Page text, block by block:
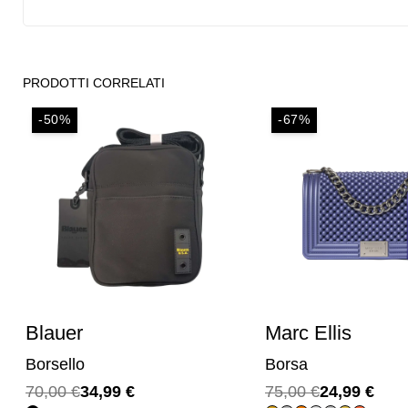
PRODOTTI CORRELATI
-67%
Marc Ellis
Borsa
75,00€
Il 24,99 €
Il
-64%
Marc Ellis
Borsa
70,00€
Il 24,99 €
Il